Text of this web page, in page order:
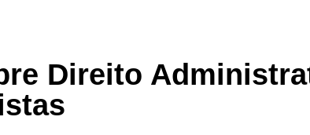
Direito